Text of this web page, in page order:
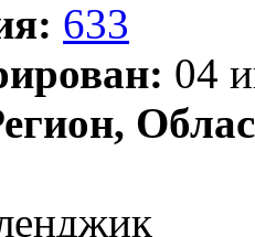
633
04